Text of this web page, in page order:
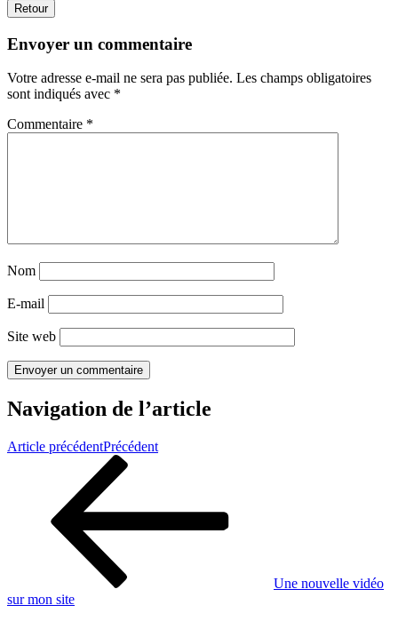
Retour
Envoyer un commentaire
Votre adresse e-mail ne sera pas publiée. Les champs obligatoires
sont indiqués avec *
Commentaire *
Nom
E-mail
Site web
Navigation de l’article
Article précédentPrécédent
Une nouvelle vidéo
sur mon site